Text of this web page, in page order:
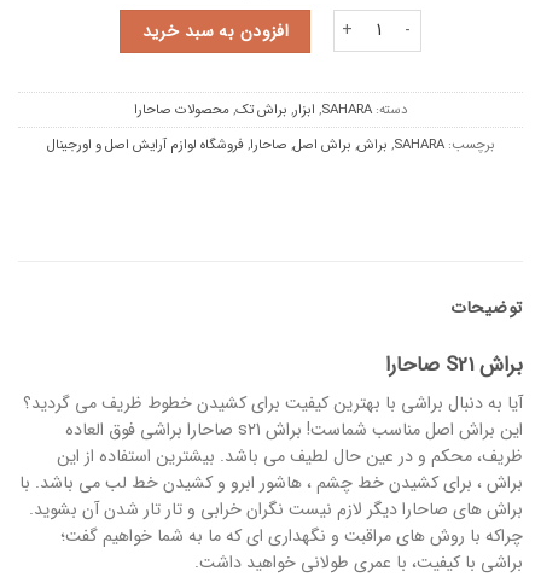
افزودن به سبد خرید
دسته:SAHARA
, ابزار, براش تک,محصولات صاحارا
برچسب: SAHARA
, براش, براش اصل, صاحارا, فروشگاه لوازم آرایش اصل و اورجینال
توضیحات
براش S21 صاحارا
آیا به دنبال براشی با بهترین کیفیت برای کشیدن خطوط ظریف می گردید؟
این براش اصل مناسب شماست! براش s21 صاحارا براشی فوق العاده
ظریف، محکم و در عین حال لطیف می باشد. بیشترین استفاده از این
براش ، برای کشیدن خط چشم ، هاشور ابرو و کشیدن خط لب می باشد. با
براش های صاحارا دیگر لازم نیست نگران خرابی و تار تار شدن آن بشوید.
چراکه با روش های مراقبت و نگهداری ای که ما به شما خواهیم گفت؛
براشی با کیفیت، با عمری طولانی خواهید داشت.